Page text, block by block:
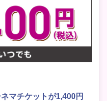
マチケットが1,400円